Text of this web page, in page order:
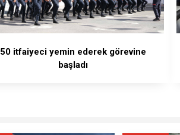
50 itfaiyeci yemin ederek görevine
başladı